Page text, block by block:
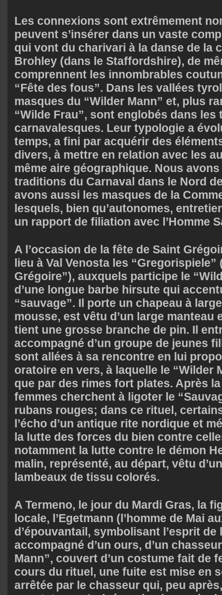
Les connexions sont extrêmement
peuvent s’insérer dans un vaste
qui vont du charivari à la danse de la
Brohley (dans le Staffordshire), de
comprennent les innombrables
“Fête des fous”. Dans les vallées
masques du “Wilder Mann” et, plus
“Wilde Frau”, sont englobés dans les
carnavalesques. Leur typologie a
temps, a fini par acquérir des
divers, à mettre en relation avec les
même aire géographique. Nous
traditions du Carnaval dans le Nord
avons aussi les masques de la
lesquels, bien qu’autonomes,
un rapport de filiation avec l’Homme
A l’occasion de la fête de Saint
lieu à Val Venosta les “Gregorispiele”
Grégoire”), auxquels participe le
d’une longue barbe hirsute qui
“sauvage”. Il porte un chapeau à
mousse, est vêtu d’un large manteau
tient une grosse branche de pin. Il
accompagné d’un groupe de jeunes
sont allées à sa rencontre en lui
oratoire en vers, à laquelle le “Wilder
que par des rimes fort plates. Après
femmes cherchent à ligoter le
rubans rouges; dans ce rituel,
l’écho d’un antique rite nordique et
la lutte des forces du bien contre
notamment la lutte contre le démon
malin, représenté, au départ, vêtu
lambeaux de tissu colorés.
A Termeno, le jour du Mardi Gras, la
locale, l’Egetmann (l’homme de Mai
d’épouvantail, symbolisant l’esprit de
accompagné d’un ours, d’un
Mann”, couvert d’un costume fait de
cours du rituel, une fuite est mise en
arrêtée par le chasseur qui, peu